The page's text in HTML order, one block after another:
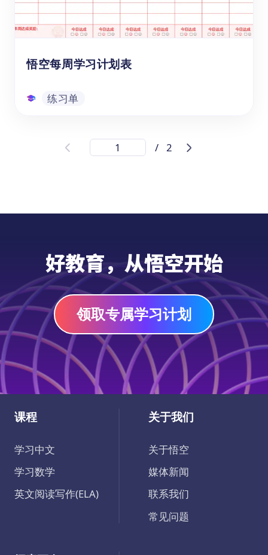
练习单
悟空每周学习计划表
练习单
悟空每周学习计划表
通过【每周学习计划表】这个学习资源，帮助
同的科目或任务，提醒他们完成作业和准备考
/ 2
好教育，从悟空开始
领取专属学习计划
课程
学习中文
学习数学
英文阅读写作(ELA)
关于我们
关于悟空
媒体新闻
联系我们
常见问题